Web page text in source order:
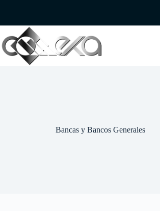
Bancas y Bancos Generales